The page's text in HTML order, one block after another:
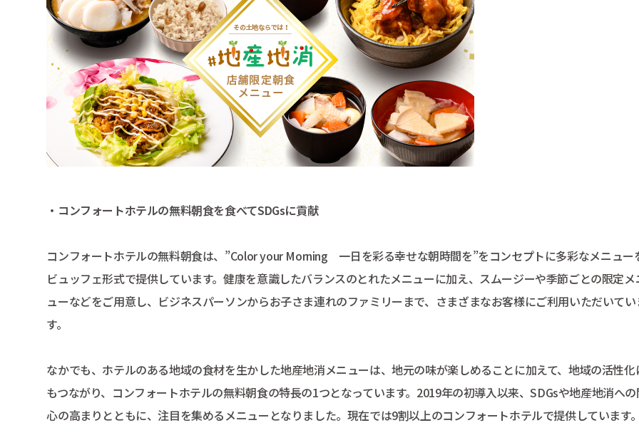
・コンフォートホテルの無料朝食を食べてSDGsに貢献
コンフォートホテルの無料朝食は、”Color your Morning 一日を彩る幸せな朝時間を”をコンセプトに多彩なメニュー
ビュッフェ形式で提供しています。健康を意識したバランスのとれたメニューに加え、スムージーや季節ごとの限定メ
ューなどをご用意し、ビジネスパーソンからお子さま連れのファミリーまで、さまざまなお客様にご利用いただいてい
す。
なかでも、ホテルのある地域の食材を生かした地産地消メニューは、地元の味が楽しめることに加えて、地域の活性化
もつながり、コンフォートホテルの無料朝食の特長の1つとなっています。2019年の初導入以来、SDGsや地産地消へ
心の高まりとともに、注目を集めるメニューとなりました。現在では9割以上のコンフォートホテルで提供しています